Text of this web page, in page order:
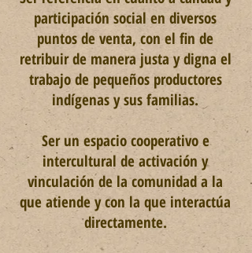
participación social en diversos
puntos de venta, con el fin de
retribuir de manera justa y digna el
trabajo de pequeños productores
indígenas y sus familias.
Ser un espacio cooperativo e
intercultural de activación y
vinculación de la comunidad a la
que atiende y con la que interactúa
directamente.